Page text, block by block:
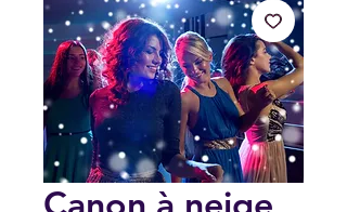
Canon à neige